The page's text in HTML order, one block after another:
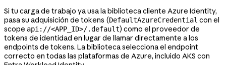
Si tu carga de trabajo ya usa la biblioteca cliente Azure Identity,
pasa su adquisición de tokens (DefaultAzureCredential con el
scope api://<APP_ID>/.default) como el proveedor de
tokens de identidad en lugar de llamar directamente a los
endpoints de tokens. La biblioteca selecciona el endpoint
correcto en todas las plataformas de Azure, incluido AKS con